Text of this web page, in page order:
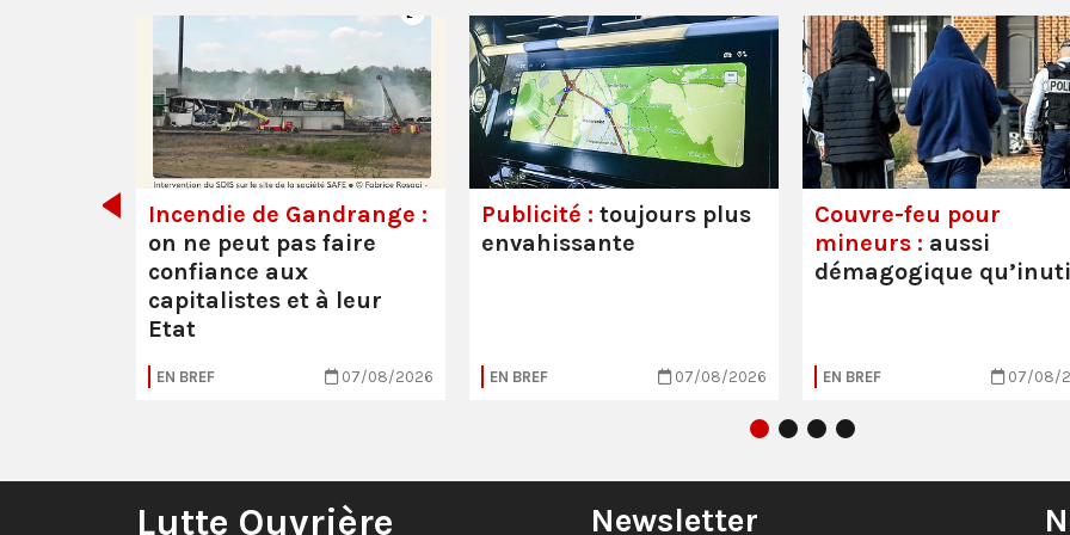
Incendie de Gandrange :
on ne peut pas faire
confiance aux
capitalistes et à leur
Etat
EN BREF 07/08/2026
Publicité : toujours plus
envahissante
EN BREF 07/08/2026
Couvre-feu pour
mineurs : aussi
démagogique
EN BREF 07/08/
Lutte Ouvrière Newsletter